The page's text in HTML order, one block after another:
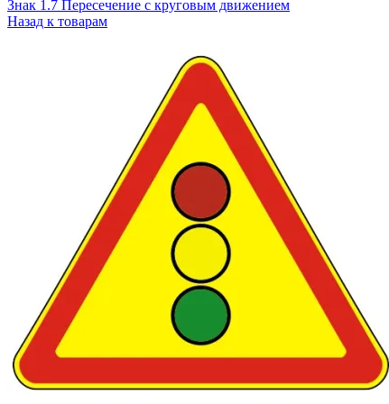
Знак 1.7 Пересечение с круговым движением
Назад к товарам